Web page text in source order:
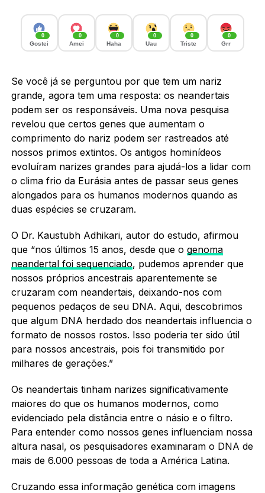
0
Gostei
0
Amei
0
Haha
0
Uau
0
Triste
0
Grr
Se você já se perguntou por que tem um nariz
grande, agora tem uma resposta: os neandertais
podem ser os responsáveis. Uma nova pesquisa
revelou que certos genes que aumentam o
comprimento do nariz podem ser rastreados até
nossos primos extintos. Os antigos hominídeos
evoluíram narizes grandes para ajudá-los a lidar com
o clima frio da Eurásia antes de passar seus genes
alongados para os humanos modernos quando as
duas espécies se cruzaram.
O Dr. Kaustubh Adhikari, autor do estudo, afirmou
que “nos últimos 15 anos, desde que o genoma
neandertal foi sequenciado, pudemos aprender que
nossos próprios ancestrais aparentemente se
cruzaram com neandertais, deixando-nos com
pequenos pedaços de seu DNA. Aqui, descobrimos
que algum DNA herdado dos neandertais influencia o
formato de nossos rostos. Isso poderia ter sido útil
para nossos ancestrais, pois foi transmitido por
milhares de gerações.”
Os neandertais tinham narizes significativamente
maiores do que os humanos modernos, como
evidenciado pela distância entre o násio e o filtro.
Para entender como nossos genes influenciam nossa
altura nasal, os pesquisadores examinaram o DNA de
mais de 6.000 pessoas de toda a América Latina.
Cruzando essa informação genética com imagens